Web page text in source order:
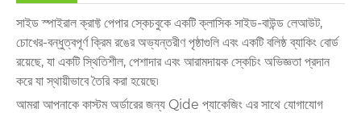
সাইড স্পাইরাল ক্রাফ্ট পেপার স্কেচবুকে একটি ক্লাসিক সাইড-বাউন্ড লেআউট,
চোখের-বন্ধুত্বপূর্ণ ক্রিম রঙের অভ্যন্তরীণ পৃষ্ঠাগুলি এবং একটি বলিষ্ঠ ব্যাকিং বোর্ড
রয়েছে, যা একটি স্থিতিশীল, পেশাদার এবং আরামদায়ক স্কেচিং অভিজ্ঞতা প্রদান
করে যা স্থায়ীভাবে তৈরি করা হয়েছে৷
আমরা আপনাকে কাস্টম অর্ডারের জন্য Qide প্যাকেজিং এর সাথে যোগাযোগ